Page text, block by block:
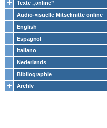
Texte „online”
Audio-visuelle Mitschnitte online
English
Espagnol
Italiano
Nederlands
Bibliographie
Archiv